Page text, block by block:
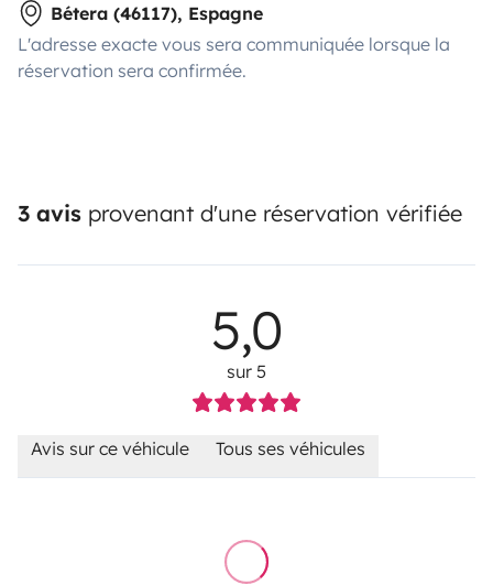
Bétera (46117), Espagne
L'adresse exacte vous sera communiquée lorsque la
réservation sera confirmée.
3 avis provenant d'une réservation vérifiée
5,0
sur 5
Avis sur ce véhicule Tous ses véhicules